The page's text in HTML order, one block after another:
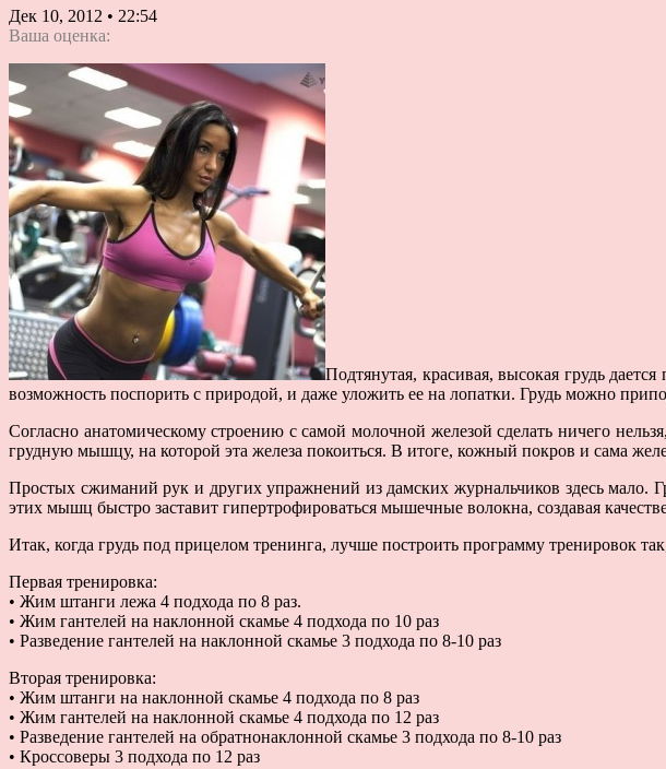
Дек 10, 2012 • 22:54
Ваша оценка:
Подтянутая, красивая, высокая грудь
возможность поспорить с природой, и даже уложить ее на лопатки. Грудь можно
Согласно анатомическому строению с самой молочной железой сделать ничего
грудную мышцу, на которой эта железа покоиться. В итоге, кожный покров и сама
Простых сжиманий рук и других упражнений из дамских журнальчиков здесь
этих мышц быстро заставит гипертрофироваться мышечные волокна, создавая
Итак, когда грудь под прицелом тренинга, лучше построить программу тренировок
Первая тренировка:
• Жим штанги лежа 4 подхода по 8 раз.
• Жим гантелей на наклонной скамье 4 подхода по 10 раз
• Разведение гантелей на наклонной скамье 3 подхода по 8-10 раз
Вторая тренировка:
• Жим штанги на наклонной скамье 4 подхода по 8 раз
• Жим гантелей на наклонной скамье 4 подхода по 12 раз
• Разведение гантелей на обратнонаклонной скамье 3 подхода по 8-10 раз
• Кроссоверы 3 подхода по 12 раз